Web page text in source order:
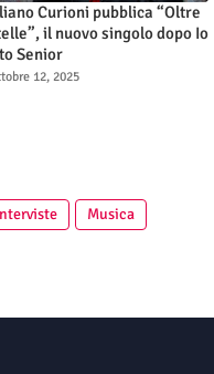
Curioni pubblica “Oltre
il nuovo singolo dopo Io
Senior
12, 2025
Musica